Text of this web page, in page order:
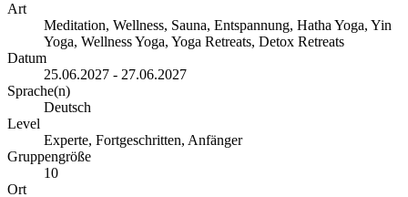
Art
Meditation, Wellness, Sauna, Entspannung, Hatha Yoga, Yin
Yoga, Wellness Yoga, Yoga Retreats, Detox Retreats
Datum
25.06.2027 - 27.06.2027
Sprache(n)
Deutsch
Level
Experte, Fortgeschritten, Anfänger
Gruppengröße
10
Ort